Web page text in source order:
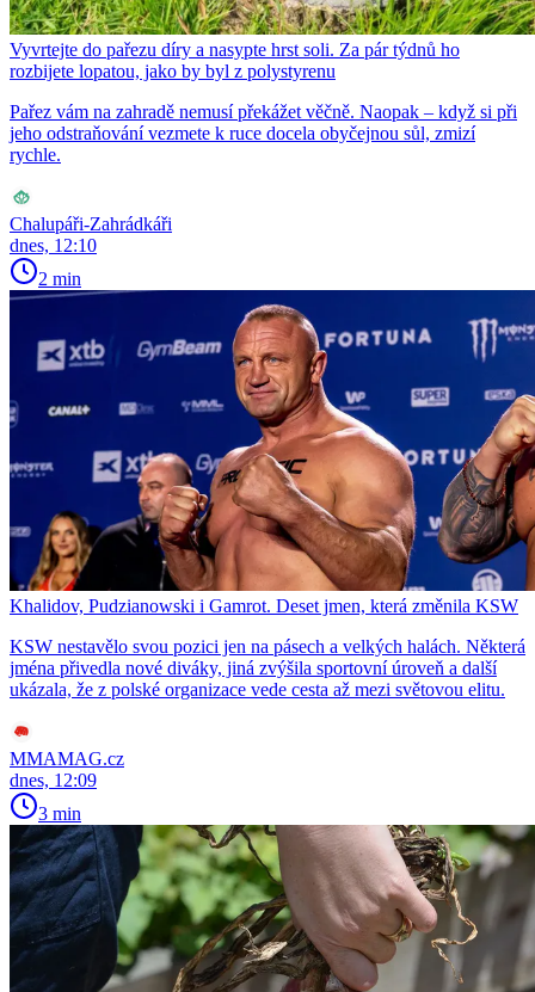
Vyvrtejte do pařezu díry a nasypte hrst soli. Za pár týdnů ho
rozbijete lopatou, jako by byl z polystyrenu
Pařez vám na zahradě nemusí překážet věčně. Naopak – když si při
jeho odstraňování vezmete k ruce docela obyčejnou sůl, zmizí
rychle.
Chalupáři-Zahrádkáři
dnes, 12:10
2 min
Khalidov, Pudzianowski i Gamrot. Deset jmen, která změnila KSW
KSW nestavělo svou pozici jen na pásech a velkých halách. Některá
jména přivedla nové diváky, jiná zvýšila sportovní úroveň a další
ukázala, že z polské organizace vede cesta až mezi světovou elitu.
MMAMAG.cz
dnes, 12:09
3 min